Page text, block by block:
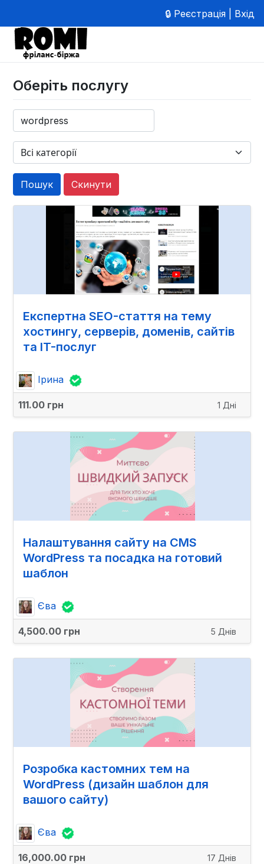
🔒 Реєстрація | Вхід
Оберіть послугу
Скинути
Експертна SEO-стаття на тему
хостингу, серверів, доменів, сайтів
та IT-послуг
Ірина
111.00 грн 1 Дні
Налаштування сайту на CMS
WordPress та посадка на готовий
шаблон
Єва
4,500.00 грн 5 Днів
Розробка кастомних тем на
WordPress (дизайн шаблон для
вашого сайту)
Єва
16,000.00 грн 17 Днів